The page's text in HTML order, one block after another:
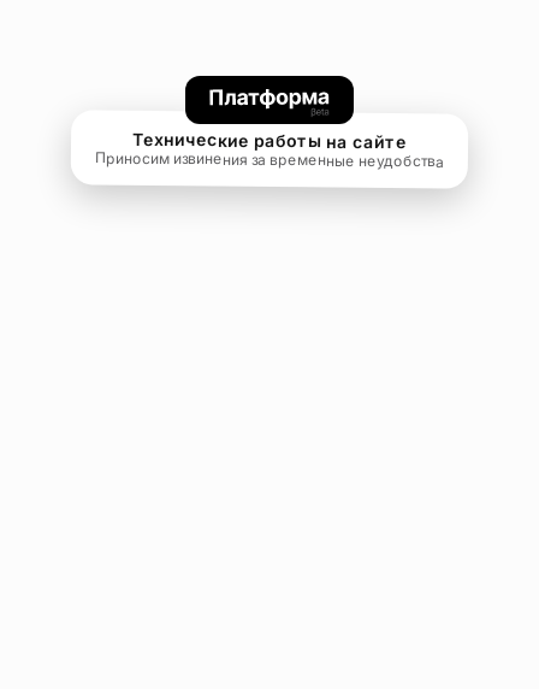
Технические работы на сайте
Приносим извинения за временные неудобства